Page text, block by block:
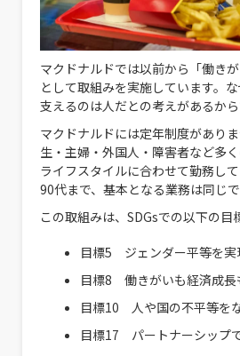
マクドナルドでは以前から「働きが
として取組みを実施しています。
支えるのは人だとの考えがあるから
マクドナルドには定年制度があり
生・主婦・外国人・障害者など多
ライフスタイルに合わせて勤務し
90代まで、基本となる業務は同じで
この取組みは、SDGsでの以下の目
目標5 ジェンダー平等を実
目標8 働きがいも経済成長
目標10 人や国の不平等を
目標17 パートナーシップ